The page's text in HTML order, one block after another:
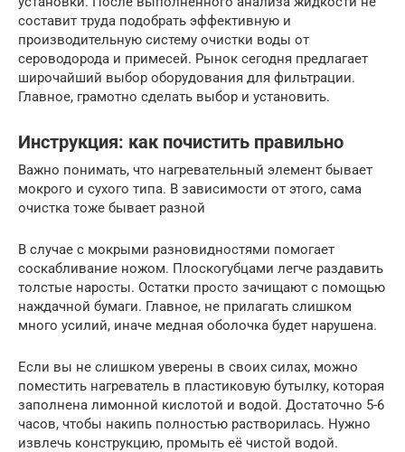
составит труда подобрать эффективную и
производительную систему очистки воды от
сероводорода и примесей. Рынок сегодня предлагает
широчайший выбор оборудования для фильтрации.
Главное, грамотно сделать выбор и установить.
Инструкция: как почистить правильно
Важно понимать, что нагревательный элемент бывает
мокрого и сухого типа. В зависимости от этого, сама
очистка тоже бывает разной
В случае с мокрыми разновидностями помогает
соскабливание ножом. Плоскогубцами легче раздавить
толстые наросты. Остатки просто зачищают с помощью
наждачной бумаги. Главное, не прилагать слишком
много усилий, иначе медная оболочка будет нарушена.
Если вы не слишком уверены в своих силах, можно
поместить нагреватель в пластиковую бутылку, которая
заполнена лимонной кислотой и водой. Достаточно 5-6
часов, чтобы накипь полностью растворилась. Нужно
извлечь конструкцию, промыть её чистой водой.